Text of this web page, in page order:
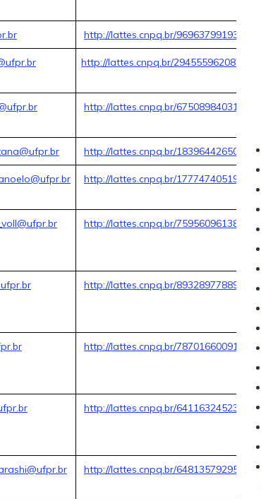
http://lattes.cnpq.br/9696379919333542
http://lattes.cnpq.br/2945559620873191
http://lattes.cnpq.br/6750898403137719
http://lattes.cnpq.br/1839644265045904
http://lattes.cnpq.br/1777474051991235
http://lattes.cnpq.br/7595609613863556
http://lattes.cnpq.br/8932897788946769
http://lattes.cnpq.br/7870166009108205
http://lattes.cnpq.br/6411632452302261
http://lattes.cnpq.br/6481357929548520